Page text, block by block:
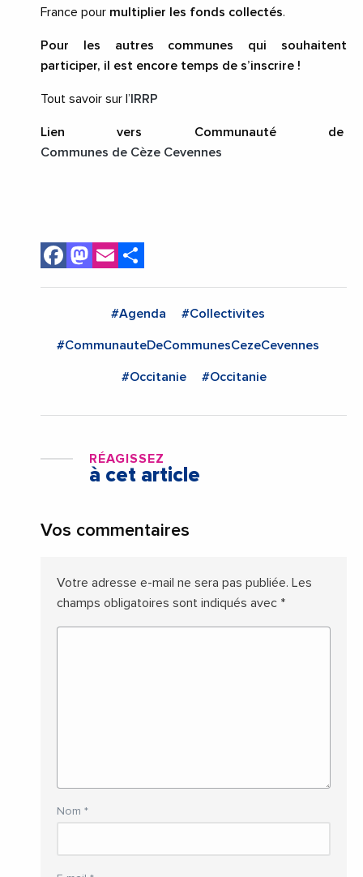
France pour multiplier les fonds collectés.
Pour les autres communes qui souhaitent
participer, il est encore temps de s’inscrire !
Tout savoir sur l’ IRRP
Lien vers Communauté de
Communes de Cèze Cevennes
Facebook
Mastodon
Email
#Agenda #Collectivites
#CommunauteDeCommunesCezeCevennes
#Occitanie #Occitanie
RÉAGISSEZ
à cet article
Vos commentaires
Votre adresse e-mail ne sera pas publiée. Les
champs obligatoires sont indiqués avec *
Nom *